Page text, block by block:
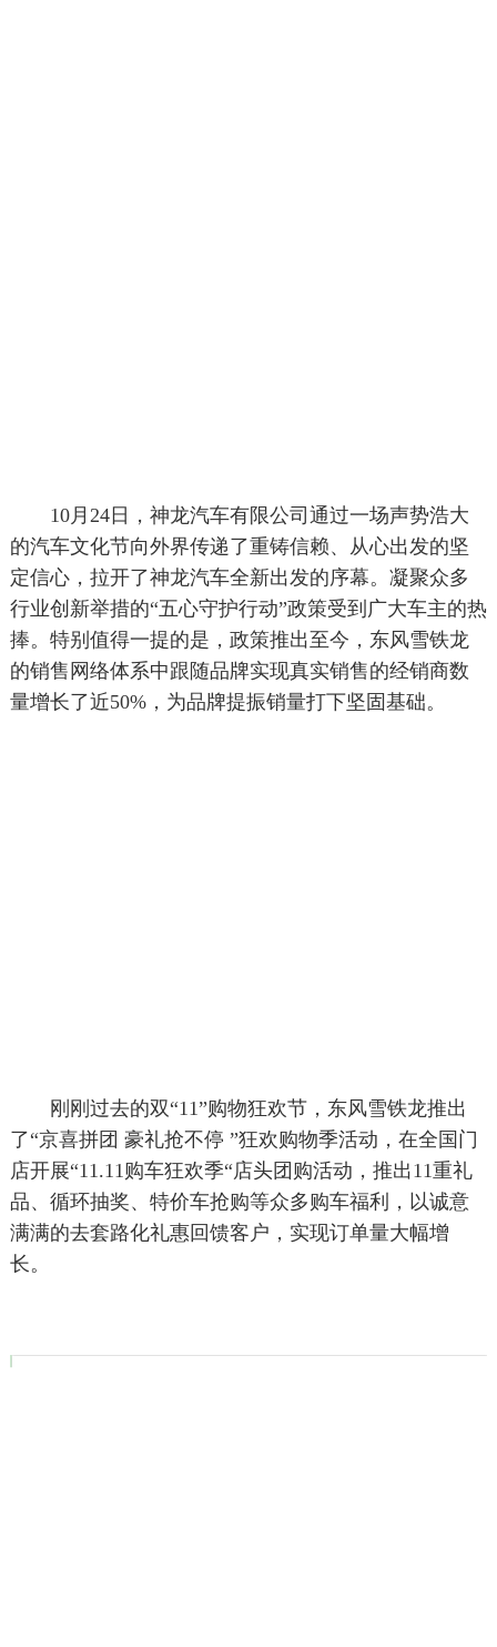
10月24日，神龙汽车有限公司通过一场声势浩大
的汽车文化节向外界传递了重铸信赖、从心出发的坚
定信心，拉开了神龙汽车全新出发的序幕。凝聚众多
行业创新举措的“五心守护行动”政策受到广大车主的热
捧。特别值得一提的是，政策推出至今，东风雪铁龙
的销售网络体系中跟随品牌实现真实销售的经销商数
量增长了近50%，为品牌提振销量打下坚固基础。
刚刚过去的双“11”购物狂欢节，东风雪铁龙推出
了“京喜拼团 豪礼抢不停 ”狂欢购物季活动，在全国门
店开展“11.11购车狂欢季“店头团购活动，推出11重礼
品、循环抽奖、特价车抢购等众多购车福利，以诚意
满满的去套路化礼惠回馈客户，实现订单量大幅增
长。